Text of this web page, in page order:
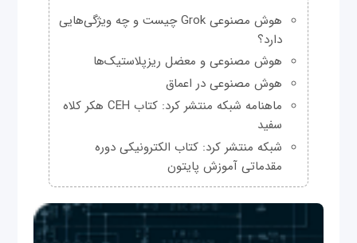
هوش مصنوعی Grok چیست و چه ویژگی‌هایی
دارد؟
هوش مصنوعی و معضل ریزپلاستیک‌ها
هوش مصنوعی در اعماق
ماهنامه شبکه منتشر کرد: کتاب CEH هکر کلاه
سفید
شبکه منتشر کرد: کتاب الکترونیکی دوره
مقدماتی آموزش پایتون